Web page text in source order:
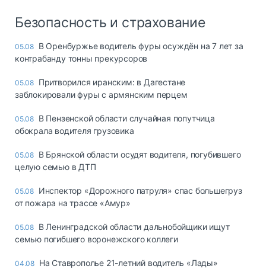
Безопасность и страхование
05.08 В Оренбуржье водитель фуры осуждён на 7 лет за
контрабанду тонны прекурсоров
05.08 Притворился иранским: в Дагестане
заблокировали фуры с армянским перцем
05.08 В Пензенской области случайная попутчица
обокрала водителя грузовика
05.08 В Брянской области осудят водителя, погубившего
целую семью в ДТП
05.08 Инспектор «Дорожного патруля» спас большегруз
от пожара на трассе «Амур»
05.08 В Ленинградской области дальнобойщики ищут
семью погибшего воронежского коллеги
04.08 На Ставрополье 21-летний водитель «Лады»